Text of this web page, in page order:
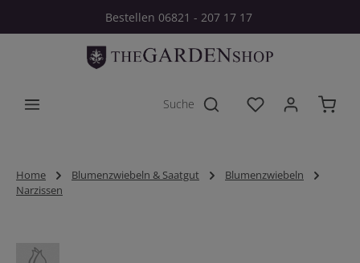
Zum Hauptinhalt springenBestellen 06821 - 207 17 17
Du hast 0
Home Blumenzwiebeln & Saatgut
Blumenzwiebeln
Narzissen